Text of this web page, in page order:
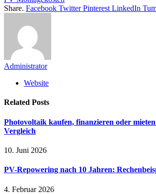
Share. Facebook Twitter Pinterest LinkedIn
Administrator
Website
Related Posts
Photovoltaik kaufen, finanzieren oder
Vergleich
10. Juni 2026
PV-Repowering nach 10 Jahren:
4. Februar 2026